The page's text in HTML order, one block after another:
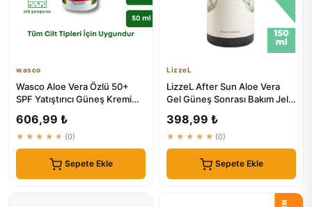
wasco
Wasco Aloe Vera Özlü 50+
SPF Yatıştırıcı Güneş Kremi
606,99 ₺
★★★★★ (0)
Sepete Ekle
LizzeL
LizzeL After Sun Aloe Vera
Gel Güneş Sonrası Bakım Jel -
398,99 ₺
★★★★★ (0)
Sepete Ekle